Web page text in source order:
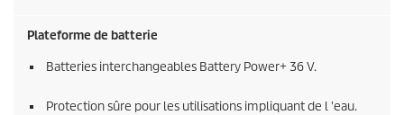
Plateforme de batterie
Batteries interchangeables Battery Power+ 36 V.
Protection sûre pour les utilisations impliquant de l 'eau.